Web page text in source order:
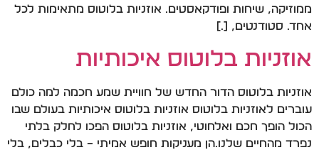
ממוזיקה, שיחות ופודקאסטים. אוזניות בלוטוס מתאימות לכל
אחד. סטודנטים, […]
אוזניות בלוטוס איכותיות
אוזניות בלוטוס הדור החדש של חוויית שמע חכמה למה כולם
עוברים לאוזניות בלוטוס אוזניות בלוטוס איכותיות בעולם שבו
הכול הופך חכם ואלחוטי, אוזניות בלוטוס הפכו לחלק בלתי
נפרד מהחיים שלנו.הן מעניקות חופש אמיתי – בלי כבלים, בלי